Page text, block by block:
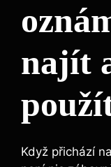
najít
Když přichází